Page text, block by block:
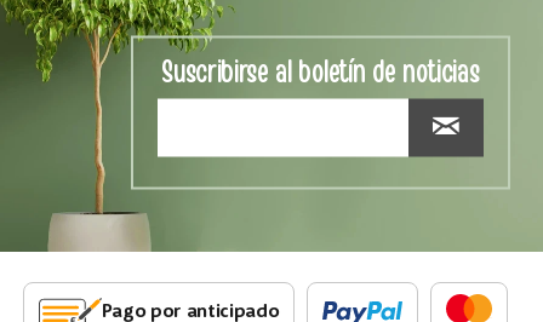
Suscribirse al boletín de noticias
Pago por anticipado